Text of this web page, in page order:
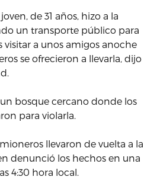
de 31 años, hizo a la
un transporte público para
visitar a unos amigos anoche
se ofrecieron a llevarla, dijo
bosque cercano donde los
para violarla.
llevaron de vuelta a la
denunció los hechos en una
4:30 hora local.